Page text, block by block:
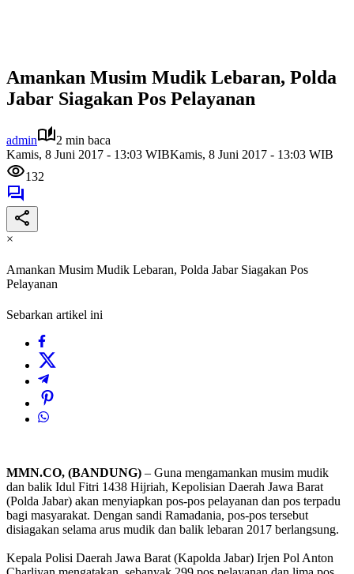
Amankan Musim Mudik Lebaran, Polda
Jabar Siagakan Pos Pelayanan
admin
2 min baca
Kamis, 8 Juni 2017 - 13:03 WIBKamis, 8 Juni 2017 - 13:03 WIB
132
×
Amankan Musim Mudik Lebaran, Polda Jabar Siagakan Pos
Pelayanan
Sebarkan artikel ini
MMN.CO, (BANDUNG) – Guna mengamankan musim mudik
dan balik Idul Fitri 1438 Hijriah, Kepolisian Daerah Jawa Barat
(Polda Jabar) akan menyiapkan pos-pos pelayanan dan pos terpadu
bagi masyarakat. Dengan sandi Ramadania, pos-pos tersebut
disiagakan selama arus mudik dan balik lebaran 2017 berlangsung.
‎Kepala Polisi Daerah Jawa Barat (Kapolda Jabar) Irjen Pol Anton